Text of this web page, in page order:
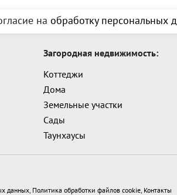
на обработку персональных
Загородная недвижимость:
Коттеджи
Дома
Земельные участки
Сады
Таунхаусы
данных, Политика обработки файлов cookie, Контакты